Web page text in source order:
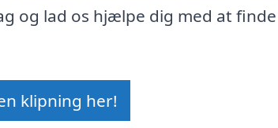
og lad os hjælpe dig med at
klipning her!